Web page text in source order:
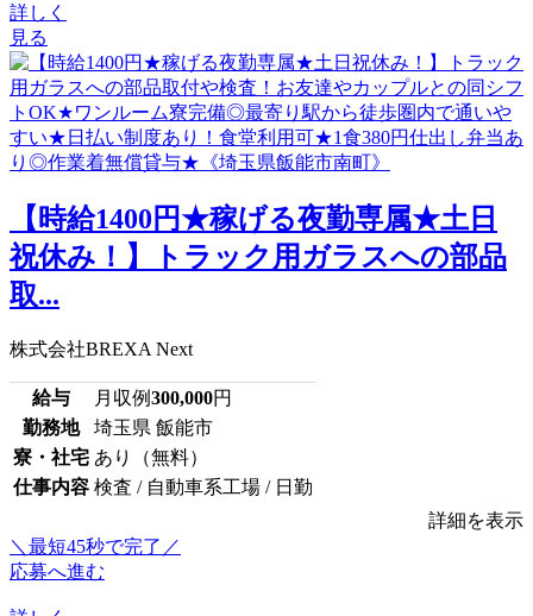
詳しく
見る
【時給1400円★稼げる夜勤専属★土日
祝休み！】トラック用ガラスへの部品
取...
株式会社BREXA Next
給与 月収例300,000円
勤務地
埼玉県 飯能市
寮・社宅 あり（無料）
仕事内容 検査 / 自動車系工場 / 日勤
詳細を表示
＼最短45秒で完了／
応募へ進む